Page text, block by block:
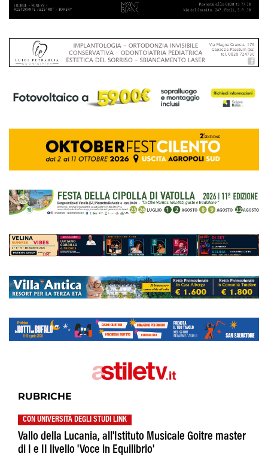
RUBRICHE
CON UNIVERSITÀ DEGLI STUDI LINK
Vallo della Lucania, all'Istituto Musicale Goitre master
di I e II livello 'Voce in Equilibrio'